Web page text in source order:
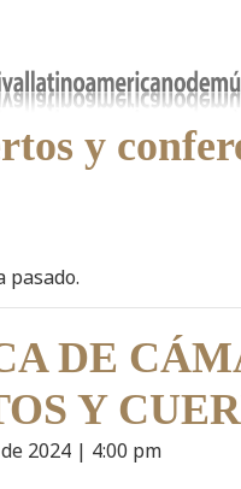
y
pasado.
DE
Y
2024 | 4:00 pm